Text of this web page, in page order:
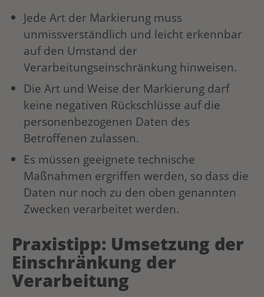
Jede Art der Markierung muss
unmissverständlich und leicht erkennbar
auf den Umstand der
Verarbeitungseinschränkung hinweisen.
Die Art und Weise der Markierung darf
keine negativen Rückschlüsse auf die
personenbezogenen Daten des
Betroffenen zulassen.
Es müssen geeignete technische
Maßnahmen ergriffen werden, so dass die
Daten nur noch zu den oben genannten
Zwecken verarbeitet werden.
Praxistipp: Umsetzung der
Einschränkung der
Verarbeitung